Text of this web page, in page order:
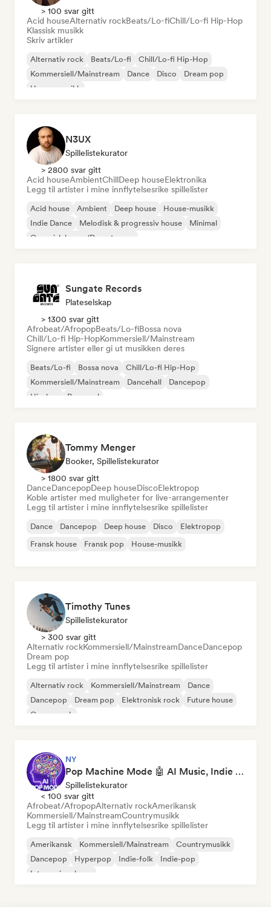
> 100 svar gitt
Acid houseAlternativ rockBeats/Lo-fiChill/Lo-fi Hip-Hop
Klassisk musikk
Skriv artikler
Alternativ rock Beats/Lo-fi
Chill/Lo-fi Hip-Hop
Kommersiell/Mainstream
Dance Disco
Dream pop
House-musikk
N3UX
Spillelistekurator
> 2800 svar gitt
Acid houseAmbientChillDeep houseElektronika
Legg til artister i mine innflytelsesrike spillelister
Acid house Ambient Deep house
House-musikk
Indie Dance
Melodisk & progressiv house
Minimal
Organisk house/Downtempo
Sungate Records
Plateselskap
> 1300 svar gitt
Afrobeat/AfropopBeats/Lo-fiBossa nova
Chill/Lo-fi Hip-HopKommersiell/Mainstream
Signere artister eller gi ut musikken deres
Beats/Lo-fi Bossa nova
Chill/Lo-fi Hip-Hop
Kommersiell/Mainstream
Dancehall
Dancepop
Hip-hop
Pop-soul
Tommy Menger
Booker, Spillelistekurator
> 1800 svar gitt
DanceDancepopDeep houseDiscoElektropop
Koble artister med muligheter for live-arrangementer
Legg til artister i mine innflytelsesrike spillelister
Dance Dancepop Deep house Disco
Elektropop
Fransk house
Fransk pop House-musikk
Timothy Tunes
Spillelistekurator
> 300 svar gitt
Alternativ rockKommersiell/MainstreamDanceDancepop
Dream pop
Legg til artister i mine innflytelsesrike spillelister
Alternativ rock Kommersiell/Mainstream
Dance
Dancepop
Dream pop Elektronisk rock
Future house
Garagerock
NY
Pop Machine Mode 🤖 AI Music, Indie Pop & Dream Pop
Spillelistekurator
< 100 svar gitt
Afrobeat/AfropopAlternativ rockAmerikansk
Kommersiell/MainstreamCountrymusikk
Legg til artister i mine innflytelsesrike spillelister
Amerikansk Kommersiell/Mainstream
Countrymusikk
Dancepop
Hyperpop Indie-folk
Indie-pop
Internasjonal pop